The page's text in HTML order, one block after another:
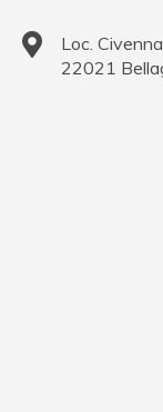
Loc. Civenna
22021